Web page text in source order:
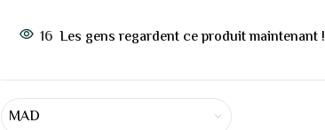
16 Les gens regardent ce produit maintenant !
MAD